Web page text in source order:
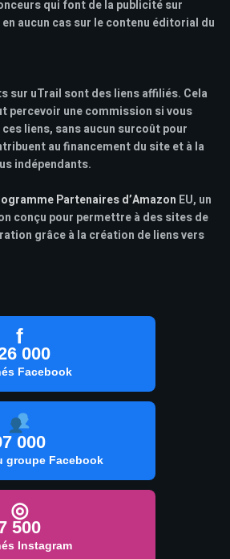
qui font de la publicité sur
aucun cas sur le contenu éditorial du
sur uTrail sont des liens affiliés. Cela
percevoir une commission si vous
liens, sans aucun surcoût pour
au financement du site et à la
indépendants.
Partenaires d’Amazon EU, un
conçu pour permettre à des sites de
grâce à la création de liens vers
f
000
Facebook
000
groupe Facebook
◎
500
Instagram